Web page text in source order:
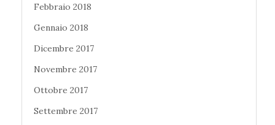
Febbraio 2018
Gennaio 2018
Dicembre 2017
Novembre 2017
Ottobre 2017
Settembre 2017